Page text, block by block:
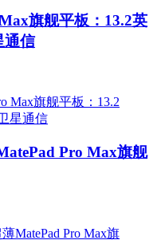
旗舰平板：13.2英
通信
Pro Max旗舰